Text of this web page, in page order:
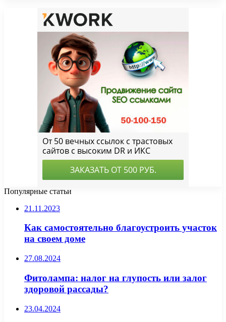
Популярные статьи
21.11.2023
Как самостоятельно благоустроить участок
на своем доме
27.08.2024
Фитолампа: налог на глупость или залог
здоровой рассады?
23.04.2024